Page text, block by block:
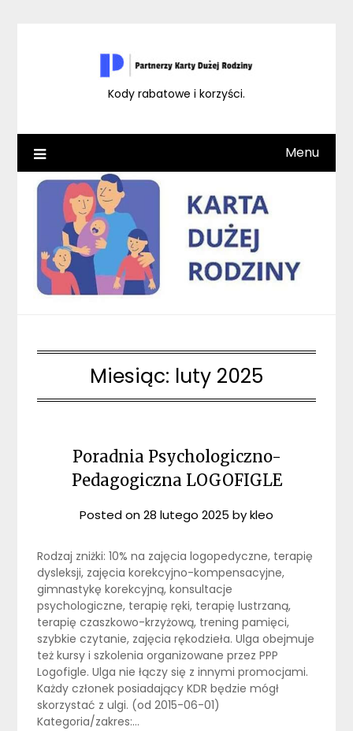
Kody rabatowe i korzyści.
Menu
Miesiąc: luty 2025
Poradnia Psychologiczno-
Pedagogiczna LOGOFIGLE
Posted on28 lutego 2025 bykleo
Rodzaj zniżki: 10% na zajęcia logopedyczne, terapię
dysleksji, zajęcia korekcyjno-kompensacyjne,
gimnastykę korekcyjną, konsultacje
psychologiczne, terapię ręki, terapię lustrzaną,
terapię czaszkowo-krzyżową, trening pamięci,
szybkie czytanie, zajęcia rękodzieła. Ulga obejmuje
też kursy i szkolenia organizowane przez PPP
Logofigle. Ulga nie łączy się z innymi promocjami.
Każdy członek posiadający KDR będzie mógł
skorzystać z ulgi. (od 2015-06-01)
Kategoria/zakres:…